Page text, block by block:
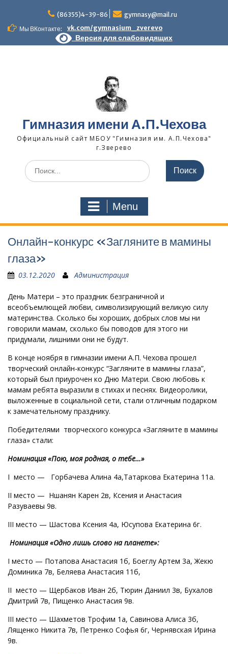
content
(86355)4-39-86
gymnasy@mail.ru
Мы ВКонтакте:
vk.com/gymnasium_zverevo
Версия для слабовидящих
Гимназия имени А.П.Чехова
Официальный сайт МБОУ "Гимназия им. А.П.Чехова"
г.Зверево
Search
for:
Menu
Онлайн-конкурс «Загляните в мамины
глаза»
03.12.2020 Администрация
День Матери – это праздник безграничной и
всеобъемлющей любви, символизирующий великую силу
материнства. Сколько бы хороших, добрых слов мы ни
говорили мамам, сколько бы поводов для этого ни
придумали, лишними они не будут.
В конце ноября в гимназии имени А.П. Чехова прошел
творческий онлайн-конкурс “Загляните в мамины глаза”,
который был приурочен ко Дню Матери. Свою любовь к
мамам ребята выразили в стихах и песнях. Видеоролики,
выложенные в социальной сети, стали отличным подарком
к замечательному празднику.
Победителями творческого конкурса «Загляните в мамины
глаза» стали:
Номинация «Пою, моя родная, о тебе…»
I место — Горбачева Алина 4а,Татаркова Екатерина 11а.
II место — Ншанян Карен 2в, Ксения и Анастасия
Разуваевы 9в.
III место — Шастова Ксения 4а, Юсупова Екатерина 6г.
Номинация «Одно лишь слово на планете»:
I место — Потапова Анастасия 1б, Боеглу Артем 3а, Жекю
Доминика 7в, Беляева Анастасия 11б,
II место — Щербаков Иван 2б, Тюрин Даниил 3в, Бухалов
Дмитрий 7в, Пищенко Анастасия 9в.
III место — Шахметов Трофим 1а, Савинова Алиса 3б,
Лященко Никита 7в, Петренко Софья 6г, Чернявская Ирина
9в.